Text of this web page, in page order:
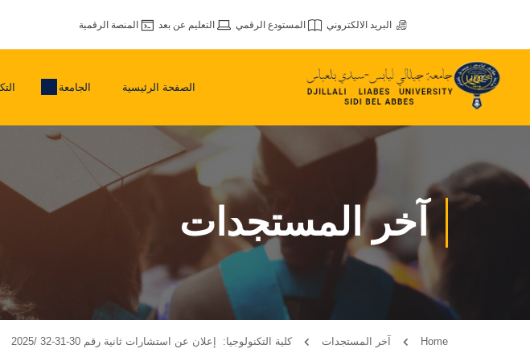
البريد الالكتروني المستودع الرقمي التعليم عن بعد المنصة الرقمية
الصفحة الرئيسية الجامعة
آخر المستجدات
Home آخر المستجدات كلية التكنولوجيا: إعلان عن استشارات ثانية رقم 30-31-32 /2025